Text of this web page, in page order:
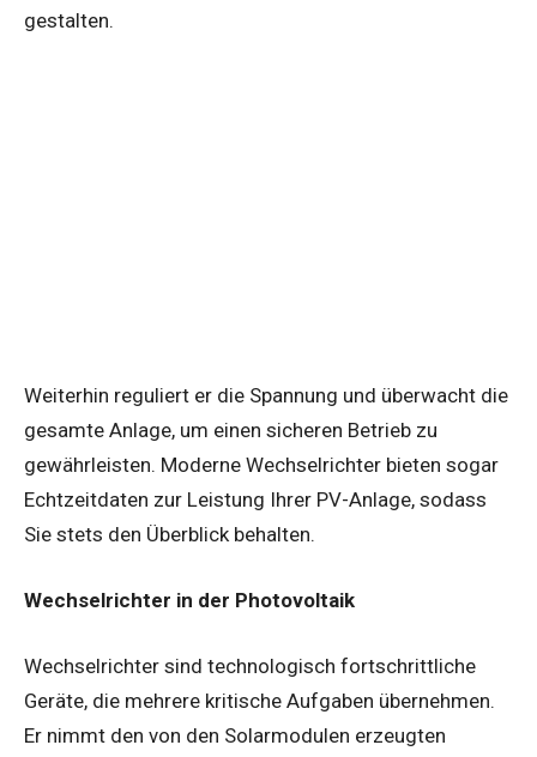
gestalten.
Weiterhin reguliert er die Spannung und überwacht die
gesamte Anlage, um einen sicheren Betrieb zu
gewährleisten. Moderne Wechselrichter bieten sogar
Echtzeitdaten zur Leistung Ihrer PV-Anlage, sodass
Sie stets den Überblick behalten.
Wechselrichter in der Photovoltaik
Wechselrichter sind technologisch fortschrittliche
Geräte, die mehrere kritische Aufgaben übernehmen.
Er nimmt den von den Solarmodulen erzeugten